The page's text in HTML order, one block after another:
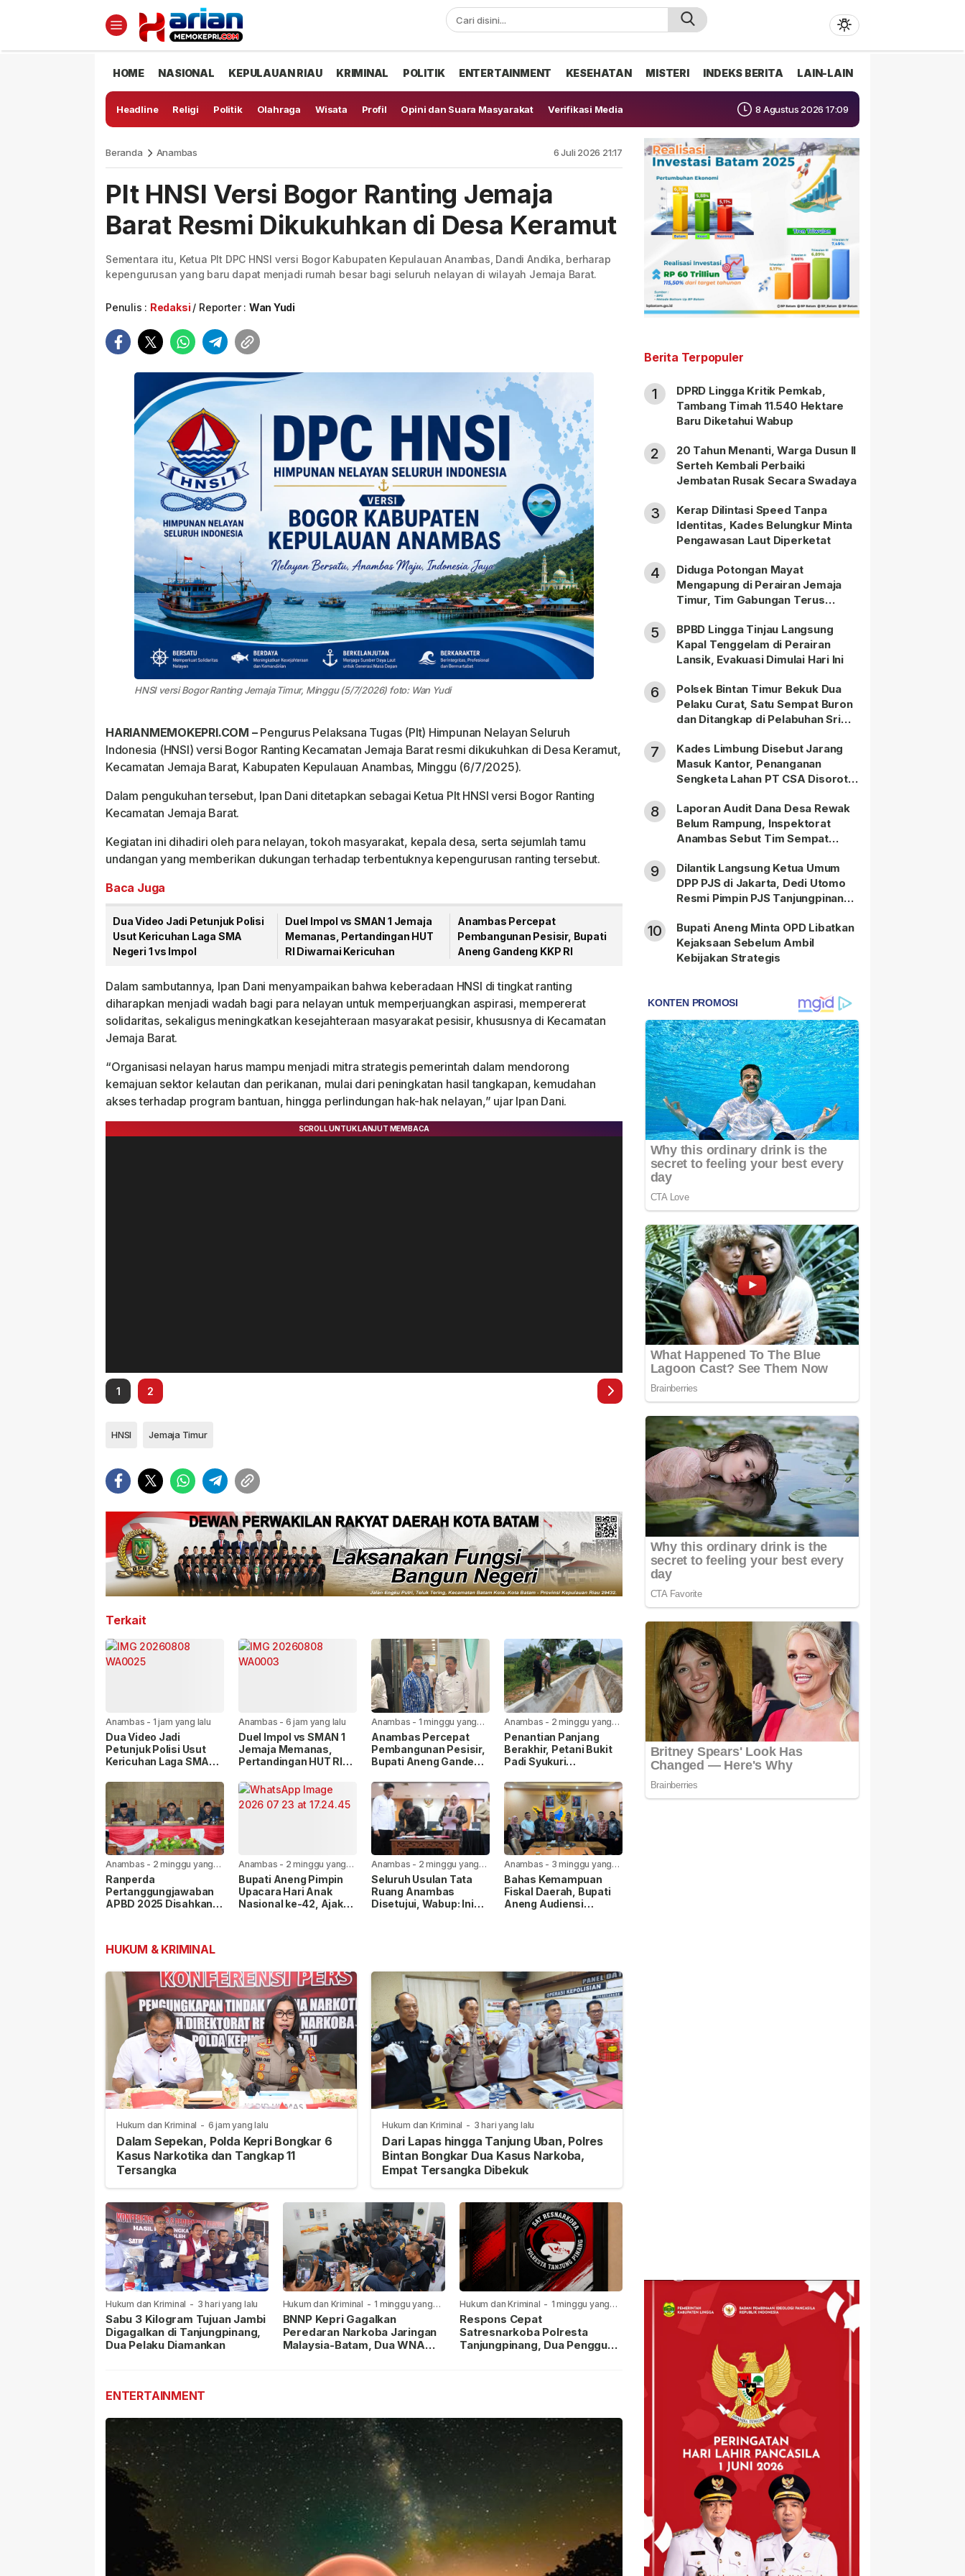
HOME NASIONAL KEPULAUAN RIAU KRIMINAL POLITIK ENTERTAINMENT KESEHATAN MISTERI INDEKS BERITA LAIN-LAIN
Headline Religi Politik Olahraga Wisata Profil Opini dan Suara Masyarakat Verifikasi Media 8 Agustus 2026 17:09
Beranda Anambas 6 Juli 2026 21:17
Plt HNSI Versi Bogor Ranting Jemaja
Barat Resmi Dikukuhkan di Desa Keramut
Sementara itu, Ketua Plt DPC HNSI versi Bogor Kabupaten Kepulauan Anambas, Dandi Andika, berharap
kepengurusan yang baru dapat menjadi rumah besar bagi seluruh nelayan di wilayah Jemaja Barat.
Penulis : Redaksi Reporter : Wan Yudi
HNSI versi Bogor Ranting Jemaja Timur, Minggu (5/7/2026) foto: Wan Yudi
HARIANMEMOKEPRI.COM –Pengurus Pelaksana Tugas (Plt) Himpunan Nelayan Seluruh
Indonesia (HNSI) versi Bogor Ranting Kecamatan Jemaja Barat resmi dikukuhkan di Desa Keramut,
Kecamatan Jemaja Barat, Kabupaten Kepulauan Anambas, Minggu (6/7/2025).
Dalam pengukuhan tersebut, Ipan Dani ditetapkan sebagai Ketua Plt HNSI versi Bogor Ranting
Kecamatan Jemaja Barat.
Kegiatan ini dihadiri oleh para nelayan, tokoh masyarakat, kepala desa, serta sejumlah tamu
undangan yang memberikan dukungan terhadap terbentuknya kepengurusan ranting tersebut.
Baca Juga
Dua Video Jadi Petunjuk Polisi
Usut Kericuhan Laga SMA
Negeri 1 vs Impol
Duel Impol vs SMAN 1 Jemaja
Memanas, Pertandingan HUT
RI Diwarnai Kericuhan
Anambas Percepat
Pembangunan Pesisir, Bupati
Aneng Gandeng KKP RI
Dalam sambutannya, Ipan Dani menyampaikan bahwa keberadaan HNSI di tingkat ranting
diharapkan menjadi wadah bagi para nelayan untuk memperjuangkan aspirasi, mempererat
solidaritas, sekaligus meningkatkan kesejahteraan masyarakat pesisir, khususnya di Kecamatan
Jemaja Barat.
“Organisasi nelayan harus mampu menjadi mitra strategis pemerintah dalam mendorong
kemajuan sektor kelautan dan perikanan, mulai dari peningkatan hasil tangkapan, kemudahan
akses terhadap program bantuan, hingga perlindungan hak-hak nelayan,” ujar Ipan Dani.
1 2
HNSI Jemaja Timur
Terkait
Anambas - 1 jam yang lalu
Dua Video Jadi
Petunjuk Polisi Usut
Kericuhan Laga SMA
Anambas - 6 jam yang lalu
Duel Impol vs SMAN 1
Jemaja Memanas,
Pertandingan HUT RI
Anambas - 1 minggu yang
lalu
Anambas Percepat
Pembangunan Pesisir,
Bupati Aneng Gandeng
Anambas - 2 minggu yang
lalu
Penantian Panjang
Berakhir, Petani Bukit
Padi Syukuri
Irigasi Mulai Dikerjakan
Anambas - 2 minggu yang
lalu
Ranperda
Pertanggungjawaban
APBD 2025 Disahkan
Anambas - 2 minggu yang
lalu
Bupati Aneng Pimpin
Upacara Hari Anak
Nasional ke-42, Ajak
Anambas - 2 minggu yang
lalu
Seluruh Usulan Tata
Ruang Anambas
Disetujui, Wabup: Ini
Anambas - 3 minggu yang
lalu
Bahas Kemampuan
Fiskal Daerah, Bupati
Aneng Audiensi
HUKUM & KRIMINAL
Hukum dan Kriminal - 6 jam yang lalu
Dalam Sepekan, Polda Kepri Bongkar 6
Kasus Narkotika dan Tangkap 11
Tersangka
Hukum dan Kriminal - 3 hari yang lalu
Dari Lapas hingga Tanjung Uban, Polres
Bintan Bongkar Dua Kasus Narkoba,
Empat Tersangka Dibekuk
Hukum dan Kriminal - 3 hari yang lalu
Sabu 3 Kilogram Tujuan Jambi
Digagalkan di Tanjungpinang,
Dua Pelaku Diamankan
Hukum dan Kriminal - 1 minggu yang
lalu
BNNP Kepri Gagalkan
Peredaran Narkoba Jaringan
Malaysia-Batam, Dua WNA
Hukum dan Kriminal - 1 minggu yang
lalu
Respons Cepat
Satresnarkoba Polresta
Tanjungpinang, Dua Pengguna
ENTERTAINMENT
Berita Terpopuler
1
DPRD Lingga Kritik Pemkab,
Tambang Timah 11.540 Hektare
Baru Diketahui Wabup
2
20 Tahun Menanti, Warga Dusun II
Serteh Kembali Perbaiki
Jembatan Rusak Secara Swadaya
3
Kerap Dilintasi Speed Tanpa
Identitas, Kades Belungkur Minta
Pengawasan Laut Diperketat
4
Diduga Potongan Mayat
Mengapung di Perairan Jemaja
Timur, Tim Gabungan Terus
5
BPBD Lingga Tinjau Langsung
Kapal Tenggelam di Perairan
Lansik, Evakuasi Dimulai Hari Ini
6
Polsek Bintan Timur Bekuk Dua
Pelaku Curat, Satu Sempat Buron
dan Ditangkap di Pelabuhan Sri
7
Kades Limbung Disebut Jarang
Masuk Kantor, Penanganan
Sengketa Lahan PT CSA Disorot
8
Laporan Audit Dana Desa Rewak
Belum Rampung, Inspektorat
Anambas Sebut Tim Sempat
9
Dilantik Langsung Ketua Umum
DPP PJS di Jakarta, Dedi Utomo
Resmi Pimpin PJS Tanjungpinang-
10
Bupati Aneng Minta OPD Libatkan
Kejaksaan Sebelum Ambil
Kebijakan Strategis